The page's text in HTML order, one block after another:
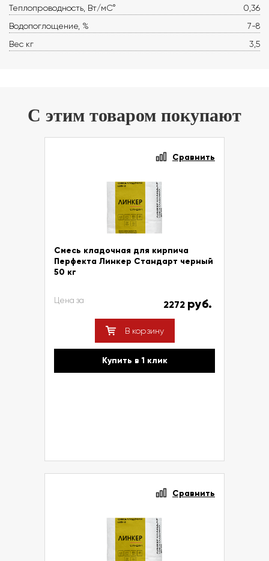
Теплопроводность, Вт/мС°
0,36
Водопоглощение, %
7-8
Вес кг
3,5
С этим товаром покупают
Сравнить
Смесь кладочная для кирпича
Перфекта Линкер Стандарт черный
50 кг
Цена за 2272 руб.
В корзину
Купить в 1 клик
Сравнить